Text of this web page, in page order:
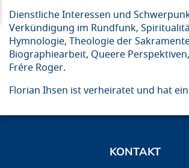
Dienstliche Interessen und
Verkündigung im Rundfunk,
Hymnologie, Theologie der
Biographiearbeit, Queere
Frére Roger.
Florian Ihsen ist verheiratet und hat
KONTAKT